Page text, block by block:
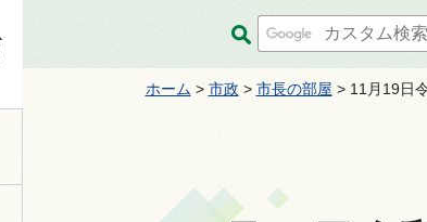
ホーム > 市政 > 市長の部屋 > 11月19日